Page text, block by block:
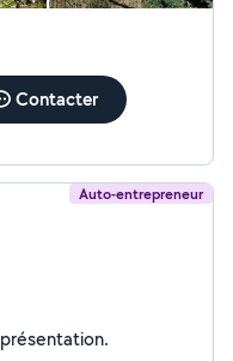
Contacter
Auto-entrepreneur
Je n'ai pas encore renseigné ma présentation.